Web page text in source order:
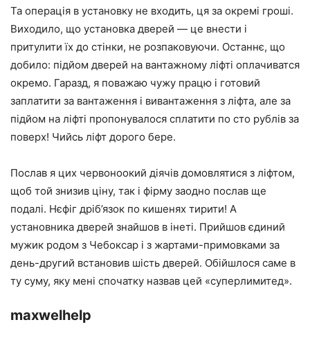
Та операція в установку не входить, ця за окремі гроші.
Виходило, що установка дверей — це внести і
притулити їх до стінки, не розпаковуючи. Останнє, що
добило: підйом дверей на вантажному ліфті оплачиватся
окремо. Гаразд, я поважаю чужу працю і готовий
заплатити за вантаження і вивантаження з ліфта, але за
підйом на ліфті пропонувалося сплатити по сто рублів за
поверх! Чийсь ліфт дорого бере.
Послав я цих червоноокий діячів домовлятися з ліфтом,
щоб той знизив ціну, так і фірму заодно послав ще
подалі. Нєфіг дріб’язок по кишенях тирити! А
установника дверей знайшов в інеті. Прийшов єдиний
мужик родом з Чебоксар і з жартами-примовками за
день-другий встановив шість дверей. Обійшлося саме в
ту суму, яку мені спочатку назвав цей «суперлимитед».
maxwelhelp